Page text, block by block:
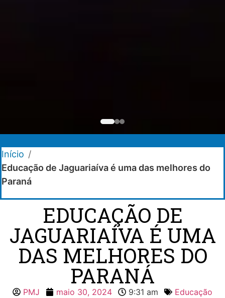
Início /
Educação de Jaguariaíva é uma das melhores do
Paraná
EDUCAÇÃO DE
JAGUARIAÍVA É UMA
DAS MELHORES DO
PARANÁ
PMJ maio 30, 2024 9:31 am Educação